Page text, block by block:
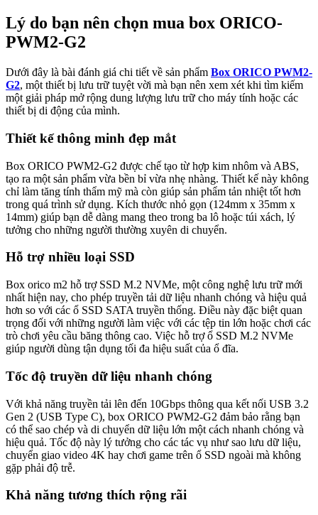
Lý do bạn nên chọn mua box ORICO-
PWM2-G2
Dưới đây là bài đánh giá chi tiết về sản phẩm Box ORICO PWM2-
G2, một thiết bị lưu trữ tuyệt vời mà bạn nên xem xét khi tìm kiếm
một giải pháp mở rộng dung lượng lưu trữ cho máy tính hoặc các
thiết bị di động của mình.
Thiết kế thông minh đẹp mắt
Box ORICO PWM2-G2 được chế tạo từ hợp kim nhôm và ABS,
tạo ra một sản phẩm vừa bền bỉ vừa nhẹ nhàng. Thiết kế này không
chỉ làm tăng tính thẩm mỹ mà còn giúp sản phẩm tản nhiệt tốt hơn
trong quá trình sử dụng. Kích thước nhỏ gọn (124mm x 35mm x
14mm) giúp bạn dễ dàng mang theo trong ba lô hoặc túi xách, lý
tưởng cho những người thường xuyên di chuyển.
Hỗ trợ nhiều loại SSD
Box orico m2 hỗ trợ SSD M.2 NVMe, một công nghệ lưu trữ mới
nhất hiện nay, cho phép truyền tải dữ liệu nhanh chóng và hiệu quả
hơn so với các ổ SSD SATA truyền thống. Điều này đặc biệt quan
trọng đối với những người làm việc với các tệp tin lớn hoặc chơi các
trò chơi yêu cầu băng thông cao. Việc hỗ trợ ổ SSD M.2 NVMe
giúp người dùng tận dụng tối đa hiệu suất của ổ đĩa.
Tốc độ truyền dữ liệu nhanh chóng
Với khả năng truyền tải lên đến 10Gbps thông qua kết nối USB 3.2
Gen 2 (USB Type C), box ORICO PWM2-G2 đảm bảo rằng bạn
có thể sao chép và di chuyển dữ liệu lớn một cách nhanh chóng và
hiệu quả. Tốc độ này lý tưởng cho các tác vụ như sao lưu dữ liệu,
chuyển giao video 4K hay chơi game trên ổ SSD ngoài mà không
gặp phải độ trễ.
Khả năng tương thích rộng rãi